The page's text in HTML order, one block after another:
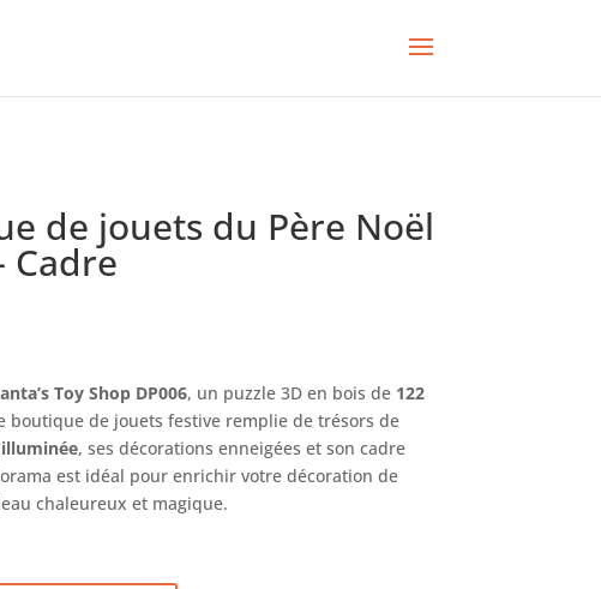
de jouets du Père Noël
Cadre
Toy Shop DP006, un puzzle 3D en bois de 122
boutique de jouets festive remplie de trésors de
, ses décorations enneigées et son cadre
est idéal pour enrichir votre décoration de
chaleureux et magique.